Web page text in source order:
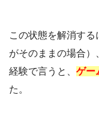
この状態を解消す
がそのままの場合）
経験で言うと、 ゲー
た。